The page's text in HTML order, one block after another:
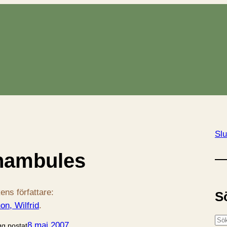
författare:
Wilfrid.
postat8 maj 2007
S